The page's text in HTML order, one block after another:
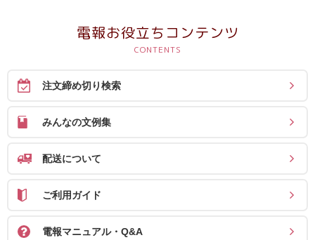
電報お役立ちコンテンツ
注文締め切り検索
みんなの文例集
配送について
ご利用ガイド
電報マニュアル・Q&A